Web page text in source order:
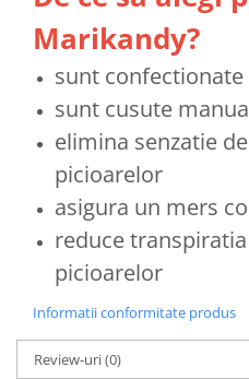
Marikandy?
sunt
sunt cusute
elimina senzatie
picioarelor
asigura un mers
reduce
picioarelor
Informatii conformitate produs
Review-uri(0)